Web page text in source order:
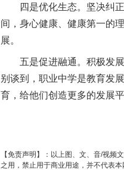
四是优化生态。坚决纠正
间，身心健康、健康第一的
展。
五是促进融通。积极发展
别谈到，职业中学是教育发
育，给他们创造更多的发展
【免责声明】：以上图、文、音/视
之用，禁止用于商业用途，并不代表